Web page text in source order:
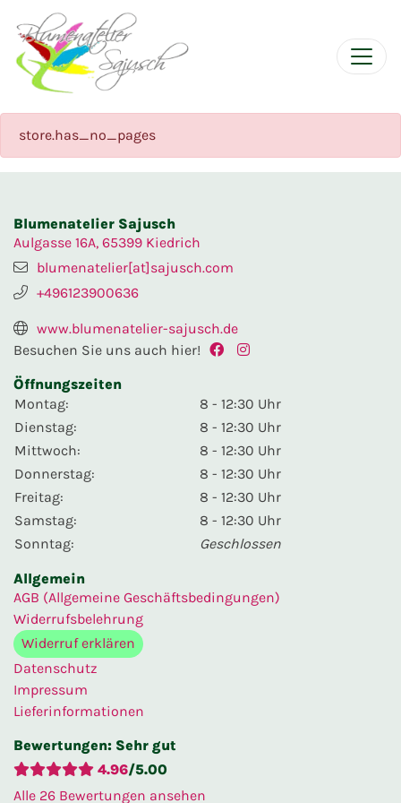
store.has_no_pages
Blumenatelier Sajusch
Aulgasse 16A, 65399 Kiedrich
blumenatelier[at]sajusch.com
+496123900636
www.blumenatelier-sajusch.de
Besuchen Sie uns auch hier!
Öffnungszeiten
Montag:
8 - 12:30 Uhr
Dienstag:
8 - 12:30 Uhr
Mittwoch:
8 - 12:30 Uhr
Donnerstag:
8 - 12:30 Uhr
Freitag:
8 - 12:30 Uhr
Samstag:
8 - 12:30 Uhr
Sonntag:
Geschlossen
Allgemein
AGB (Allgemeine Geschäftsbedingungen)
Widerrufsbelehrung
Widerruf erklären
Datenschutz
Impressum
Lieferinformationen
Bewertungen: Sehr gut
4.96/5.00
Alle 26 Bewertungen ansehen